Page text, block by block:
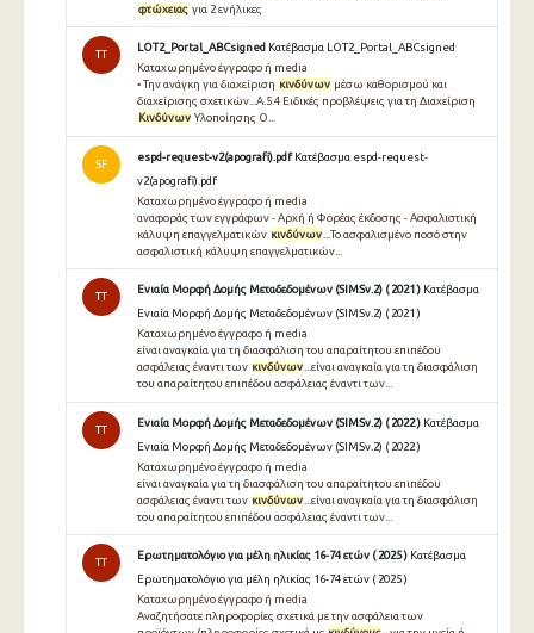
φτώχειας για 2 ενήλικες
TT
LOT2_Portal_ABCsigned Κατέβασμα LOT2_Portal_ABCsigned
Καταχωρημένο έγγραφο ή media
• Την ανάγκη για διαχείριση κινδύνων μέσω καθορισμού και
διαχείρισης σχετικών...A.5.4 Ειδικές προβλέψεις για τη Διαχείριση
Κινδύνων Υλοποίησης O...
SF
espd-request-v2(apografi).pdf Κατέβασμα espd-request-
v2(apografi).pdf
Καταχωρημένο έγγραφο ή media
αναφοράς των εγγράφων - Αρχή ή Φορέας έκδοσης - Ασφαλιστική
κάλυψη επαγγελματικών κινδύνων ...Το ασφαλισμένο ποσό στην
ασφαλιστική κάλυψη επαγγελματικών...
TT
Ενιαία Μορφή Δομής Μεταδεδομένων (SIMSv.2) ( 2021 ) Κατέβασμα
Ενιαία Μορφή Δομής Μεταδεδομένων (SIMSv.2) ( 2021 )
Καταχωρημένο έγγραφο ή media
είναι αναγκαία για τη διασφάλιση του απαραίτητου επιπέδου
ασφάλειας έναντι των κινδύνων...είναι αναγκαία για τη διασφάλιση
του απαραίτητου επιπέδου ασφάλειας έναντι των...
TT
Ενιαία Μορφή Δομής Μεταδεδομένων (SIMSv.2) ( 2022 ) Κατέβασμα
Ενιαία Μορφή Δομής Μεταδεδομένων (SIMSv.2) ( 2022 )
Καταχωρημένο έγγραφο ή media
είναι αναγκαία για τη διασφάλιση του απαραίτητου επιπέδου
ασφάλειας έναντι των κινδύνων ...είναι αναγκαία για τη διασφάλιση
του απαραίτητου επιπέδου ασφάλειας έναντι των...
TT
Ερωτηματολόγιο για μέλη ηλικίας 16-74 ετών ( 2025 ) Κατέβασμα
Ερωτηματολόγιο για μέλη ηλικίας 16-74 ετών ( 2025 )
Καταχωρημένο έγγραφο ή media
Αναζητήσατε πληροφορίες σχετικά με την ασφάλεια των